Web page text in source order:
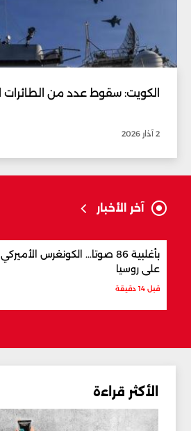
الكويت: سقوط عدد من الطائرات
2 آذار 2026
آخر الأخبار
بأغلبية 86 صوتا... الكونغرس
على روسيا
قبل 14 دقيقة
الأكثر قراءة